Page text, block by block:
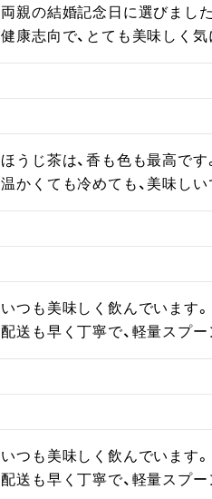
両親の結婚記念日に選びました
健康志向で、とても美味しく気
ほうじ茶は、香も色も最高です
温かくても冷めても、美味しい
いつも美味しく飲んでいます。
配送も早く丁寧で、軽量スプー
いつも美味しく飲んでいます。
配送も早く丁寧で、軽量スプー